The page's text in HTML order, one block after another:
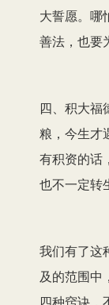
大誓愿。哪
善法，也要
四、积大福
粮，今生才
有积资的话
也不一定转
我们有了这
及的范围中